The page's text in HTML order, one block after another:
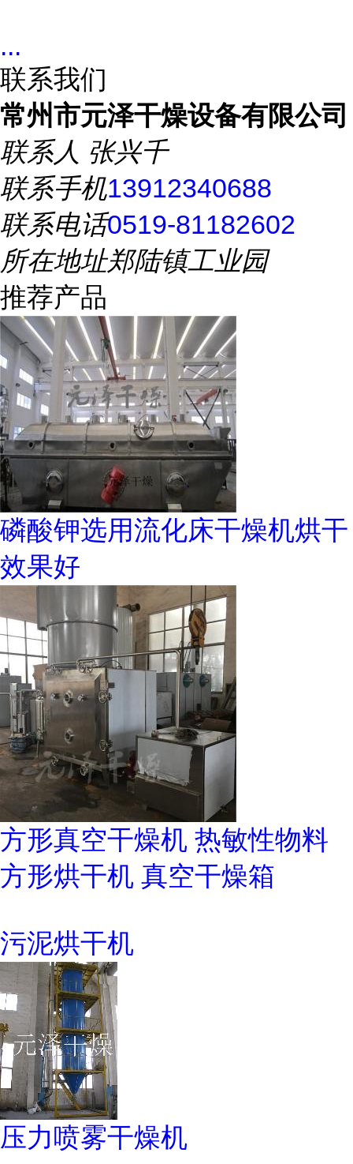
...
联系我们
常州市元泽干燥设备有限公司
联系人 张兴千
联系手机13912340688
联系电话0519-81182602
所在地址郑陆镇工业园
推荐产品
磷酸钾选用流化床干燥机烘干
效果好
方形真空干燥机 热敏性物料
方形烘干机 真空干燥箱
污泥烘干机
压力喷雾干燥机